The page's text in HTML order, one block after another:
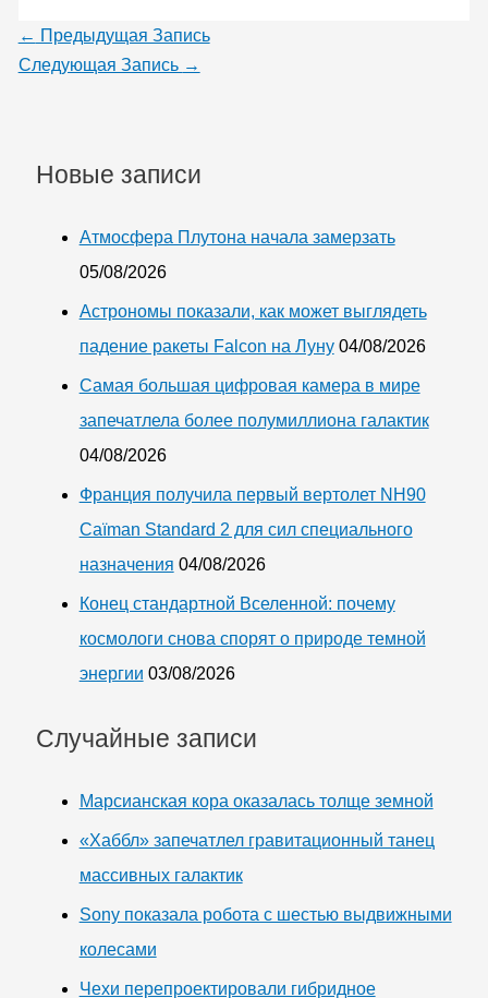
← Предыдущая Запись
Следующая Запись →
Новые записи
Атмосфера Плутона начала замерзать
05/08/2026
Астрономы показали, как может выглядеть
падение ракеты Falcon на Луну 04/08/2026
Самая большая цифровая камера в мире
запечатлела более полумиллиона галактик
04/08/2026
Франция получила первый вертолет NH90
Caïman Standard 2 для сил специального
назначения 04/08/2026
Конец стандартной Вселенной: почему
космологи снова спорят о природе темной
энергии 03/08/2026
Случайные записи
Марсианская кора оказалась толще земной
«Хаббл» запечатлел гравитационный танец
массивных галактик
Sony показала робота с шестью выдвижными
колесами
Чехи перепроектировали гибридное